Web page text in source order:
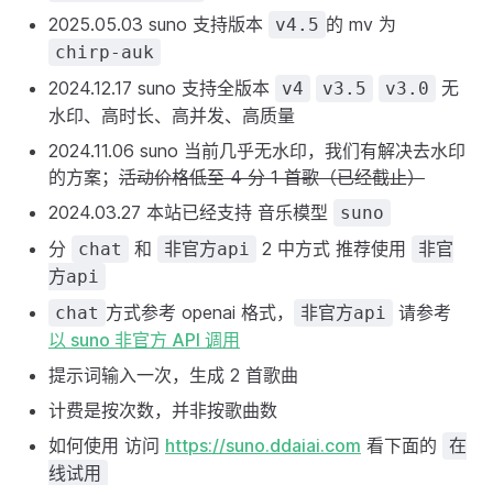
2025.05.03 suno 支持版本 v4.5 的 mv 为
chirp-auk
2024.12.17 suno 支持全版本 v4 v3.5 v3.0
无
水印、高时长、高并发、高质量
2024.11.06 suno 当前几乎无水印，我们有解决去水印
的方案； 活动价格低至 4 分 1 首歌（已经截止）
2024.03.27 本站已经支持 音乐模型
suno
分 chat 和 非官方api 2 中方式 推荐使用
非官
方api
chat 方式参考 openai 格式， 非官方api
请参考
以 suno 非官方 API 调用
提示词输入一次，生成 2 首歌曲
计费是按次数，并非按歌曲数
如何使用 访问 https://suno.ddaiai.com 看下面的
在
线试用